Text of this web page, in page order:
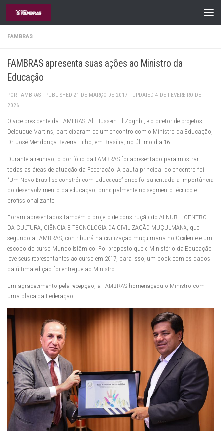
Skip to content
FAMBRAS
FAMBRAS apresenta suas ações ao Ministro da
Educação
POR FAMBRAS · PUBLISHED 21 DE MARÇO DE 2017 · UPDATED 4 DE FEVEREIRO DE
2026
O vice-presidente da FAMBRAS, Ali Hussein El Zoghbi, e o diretor de projetos,
Delduque Martins, participaram de um encontro com o Ministro da Educação,
Dr. José Mendonça Bezerra Filho, em Brasília, no último dia 16.
Durante a reunião, o portfólio da FAMBRAS foi apresentado para mostrar
todas as áreas de atuação da Federação. A pauta principal do encontro foi
“Um Novo Brasil se constrói com Educação” onde foi salientada a importância
do desenvolvimento da educação, principalmente no segmento técnico e
profissionalizante.
Foram apresentados também o projeto de construção do ALNUR – CENTRO
DA CULTURA, CIÊNCIA E TECNOLOGIA DA CIVILIZAÇÃO MUÇULMANA, que
segundo a FAMBRAS, contribuirá na civilização muçulmana no Ocidente e um
escopo do curso Mundo Islâmico. Foi proposto que o Ministério da Educação
leve seus representantes ao curso em 2017, para isso, um book com os dados
da última edição foi entregue ao Ministro.
Em agradecimento pela recepção, a FAMBRAS homenageou o Ministro com
uma placa da Federação.